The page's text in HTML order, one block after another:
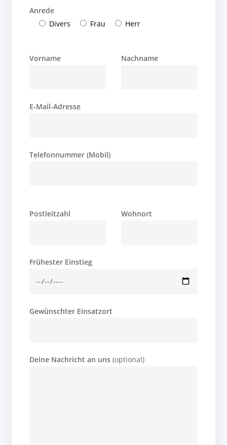
Anrede
Divers
Frau Herr
Vorname Nachname
E-Mail-Adresse
Telefonnummer (Mobil)
Postleitzahl Wohnort
Frühester Einstieg
Gewünschter Einsatzort
Deine Nachricht an uns (optional)